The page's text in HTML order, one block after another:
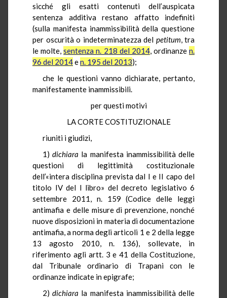
sicché gli esatti contenuti dell’auspicata
sentenza additiva restano affatto indefiniti
(sulla manifesta inammissibilità della questione
per oscurità o indeterminatezza del petitum, tra
le molte,sentenza n. 218 del 2014, ordinanze n.
96 del 2014en. 195 del 2013);
che le questioni vanno dichiarate, pertanto,
manifestamente inammissibili.
per questi motivi
LA CORTE COSTITUZIONALE
riuniti i giudizi,
1)dichiara la manifesta inammissibilità delle
questioni di legittimità costituzionale
dell’«intera disciplina prevista dal I e II capo del
titolo IV del I libro» del decreto legislativo 6
settembre 2011, n. 159 (Codice delle leggi
antimafia e delle misure di prevenzione, nonché
nuove disposizioni in materia di documentazione
antimafia, a norma degli articoli 1 e 2 della legge
13 agosto 2010, n. 136), sollevate, in
riferimento agli artt. 3 e 41 della Costituzione,
dal Tribunale ordinario di Trapani con le
ordinanze indicate in epigrafe;
2)dichiara la manifesta inammissibilità delle